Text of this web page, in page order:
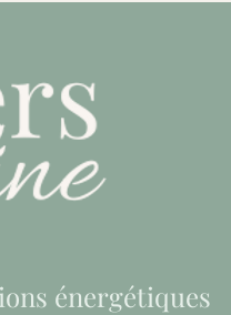
énergétiques